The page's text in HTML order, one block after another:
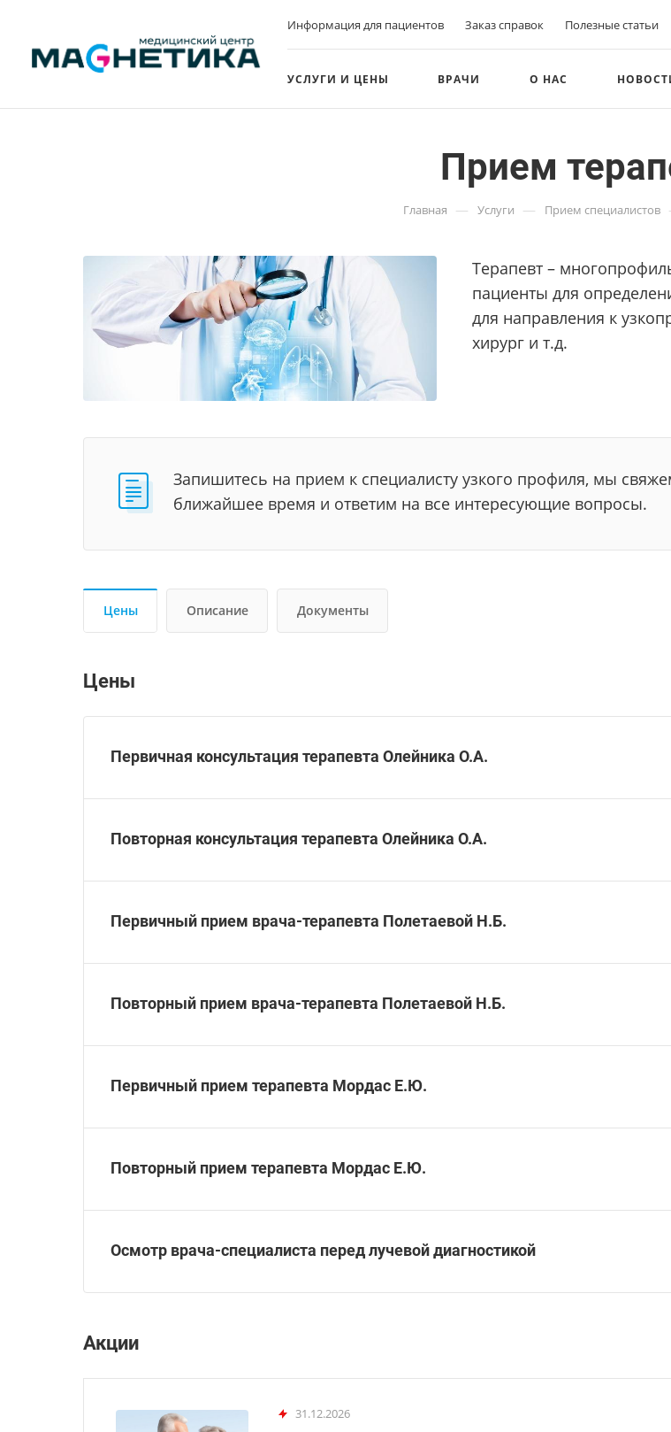
Информация для пациентов Заказ справок Полезные статьи
УСЛУГИ И ЦЕНЫ ВРАЧИ О НАС
Прием
Главная — Услуги — Прием специалистов
Терапевт –
пациенты для
для направления к
хирург и т.д.
Запишитесь на прием к специалисту узкого профиля, мы
ближайшее время и ответим на все интересующие вопросы.
Цены Описание Документы
Цены
Первичная консультация терапевта Олейника О.А.
Повторная консультация терапевта Олейника О.А.
Первичный прием врача-терапевта Полетаевой Н.Б.
Повторный прием врача-терапевта Полетаевой Н.Б.
Первичный прием терапевта Мордас Е.Ю.
Повторный прием терапевта Мордас Е.Ю.
Осмотр врача-специалиста перед лучевой диагностикой
Акции
31.12.2026